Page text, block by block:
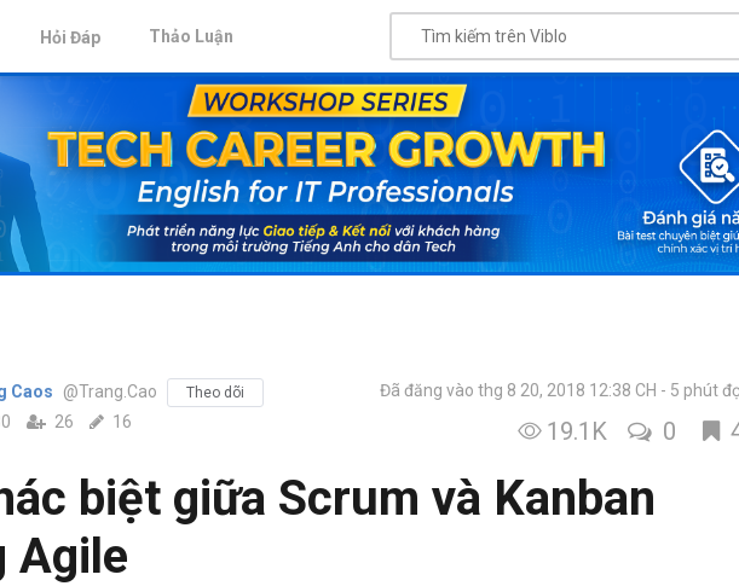
Hỏi Đáp Thảo Luận
Caos @Trang.Cao Theo dõi
26 16
Đã đăng vào thg 8 20, 2018 12:38 CH 5 phút
19.1K 0
biệt giữa Scrum và Kanban
Agile